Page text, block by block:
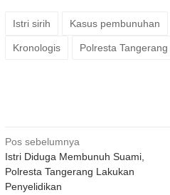
Istri sirih Kasus pembunuhan
Kronologis Polresta Tangerang
Navigasi
pos
Pos sebelumnya
Istri Diduga Membunuh Suami,
Polresta Tangerang Lakukan
Penyelidikan